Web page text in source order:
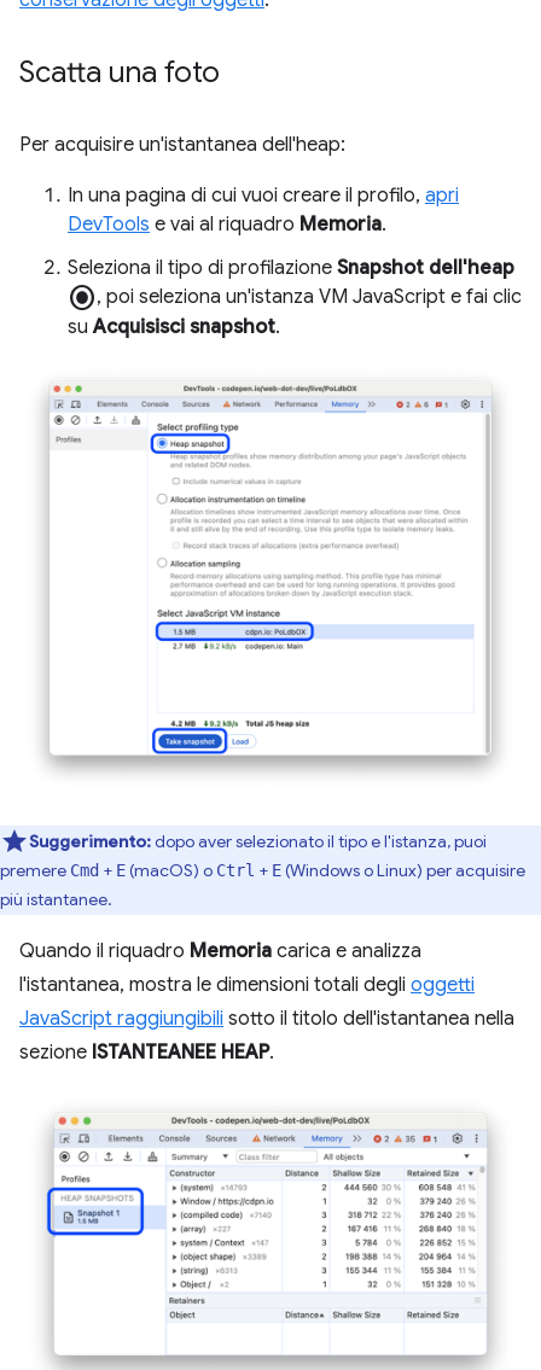
Scatta una foto
Per acquisire un'istantanea dell'heap:
In una pagina di cui vuoi creare il profilo, apri
DevTools e vai al riquadro Memoria.
Seleziona il tipo di profilazione Snapshot dell'heap
radio_button_checked, poi seleziona un'istanza VM JavaScript e fai clic
suAcquisisci snapshot.
Suggerimento:dopo aver selezionato il tipo e l'istanza, puoi
premere Cmd + E(macOS) o Ctrl + E(Windows o Linux) per acquisire
più istantanee.
Quando il riquadro Memoria carica e analizza
l'istantanea, mostra le dimensioni totali degli oggetti
JavaScript raggiungibili sotto il titolo dell'istantanea nella
sezione ISTANTEANEE HEAP.